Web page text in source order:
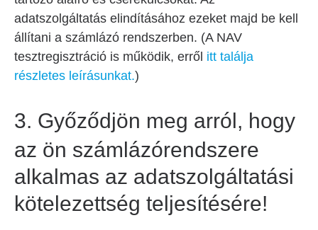
adatszolgáltatás elindításához ezeket majd be kell
állítani a számlázó rendszerben. (A NAV
tesztregisztráció is működik, erről itt találja
részletes leírásunkat.)
3. Győződjön meg arról, hogy
az ön számlázórendszere
alkalmas az adatszolgáltatási
kötelezettség teljesítésére!